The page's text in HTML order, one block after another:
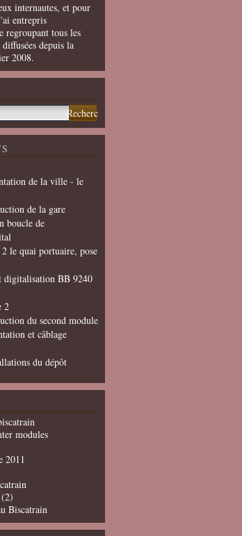
internautes, et pour
entrepris
regroupant tous les
depuis la
2008.
de la ville - le
de la gare
boucle de
le quai portuaire, pose
digitalisation BB 9240
2
du second module
et câblage
du dépôt
modules
2011
Biscatrain